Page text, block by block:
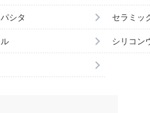
シタ セラミッ
シリコン